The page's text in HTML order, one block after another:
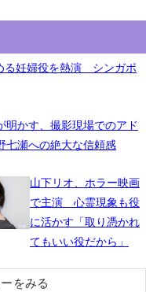
る妊婦役を熱演 シンガポ
明かす、撮影現場でのアド
七瀬への絶大な信頼感
山下リオ、ホラー映画
で主演 心霊現象も役
に活かす「取り憑かれ
てもいい役だから」
をみる